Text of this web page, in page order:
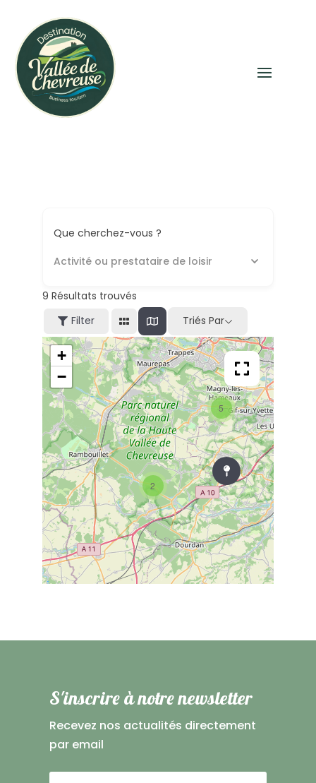
Que cherchez-vous ?
Activité ou prestataire de loisir
9 Résultats trouvés
Filter
Triés Par
2
5
+
−
S'inscrire à notre newsletter
Recevez nos actualités directement
par email